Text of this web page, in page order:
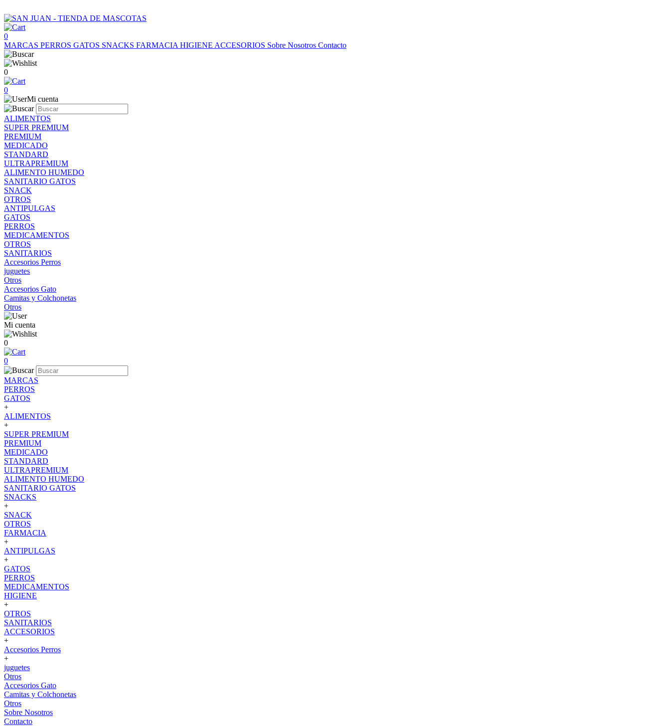
0
MARCAS PERROS GATOS SNACKS FARMACIA HIGIENE ACCESORIOS Sobre Nosotros Contacto
0
0
Mi cuenta
ALIMENTOS
SUPER PREMIUM
PREMIUM
MEDICADO
STANDARD
ULTRAPREMIUM
ALIMENTO HUMEDO
SANITARIO GATOS
SNACK
OTROS
ANTIPULGAS
GATOS
PERROS
MEDICAMENTOS
OTROS
SANITARIOS
Accesorios Perros
juguetes
Otros
Accesorios Gato
Camitas y Colchonetas
Otros
Mi cuenta
0
0
MARCAS
PERROS
GATOS
+
ALIMENTOS
+
SUPER PREMIUM
PREMIUM
MEDICADO
STANDARD
ULTRAPREMIUM
ALIMENTO HUMEDO
SANITARIO GATOS
SNACKS
+
SNACK
OTROS
FARMACIA
+
ANTIPULGAS
+
GATOS
PERROS
MEDICAMENTOS
HIGIENE
+
OTROS
SANITARIOS
ACCESORIOS
+
Accesorios Perros
+
juguetes
Otros
Accesorios Gato
Camitas y Colchonetas
Otros
Sobre Nosotros
Contacto